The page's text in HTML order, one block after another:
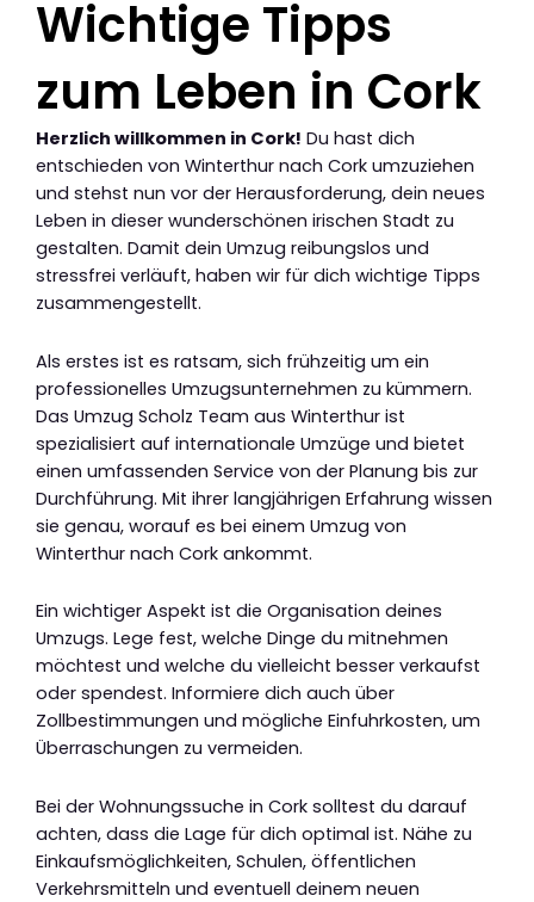
Wichtige Tipps
zum Leben in Cork
Herzlich willkommen in Cork! Du hast dich
entschieden von Winterthur nach Cork umzuziehen
und stehst nun vor der Herausforderung, dein neues
Leben in dieser wunderschönen irischen Stadt zu
gestalten. Damit dein Umzug reibungslos und
stressfrei verläuft, haben wir für dich wichtige Tipps
zusammengestellt.
Als erstes ist es ratsam, sich frühzeitig um ein
professionelles Umzugsunternehmen zu kümmern.
Das Umzug Scholz Team aus Winterthur ist
spezialisiert auf internationale Umzüge und bietet
einen umfassenden Service von der Planung bis zur
Durchführung. Mit ihrer langjährigen Erfahrung wissen
sie genau, worauf es bei einem Umzug von
Winterthur nach Cork ankommt.
Ein wichtiger Aspekt ist die Organisation deines
Umzugs. Lege fest, welche Dinge du mitnehmen
möchtest und welche du vielleicht besser verkaufst
oder spendest. Informiere dich auch über
Zollbestimmungen und mögliche Einfuhrkosten, um
Überraschungen zu vermeiden.
Bei der Wohnungssuche in Cork solltest du darauf
achten, dass die Lage für dich optimal ist. Nähe zu
Einkaufsmöglichkeiten, Schulen, öffentlichen
Verkehrsmitteln und eventuell deinem neuen